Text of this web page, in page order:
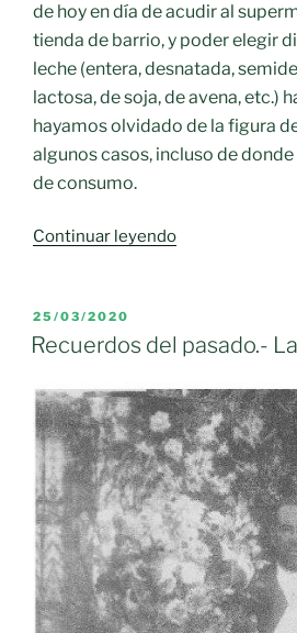
de hoy en día de acudir al
tienda de barrio, y poder elegir
leche (entera, desnatada,
lactosa, de soja, de avena, etc.)
hayamos olvidado de la figura
algunos casos, incluso de
de consumo.
Continuar leyendo«Oficios
PUBLICADO
EL
25/03/2020
Recuerdos del pasado.-